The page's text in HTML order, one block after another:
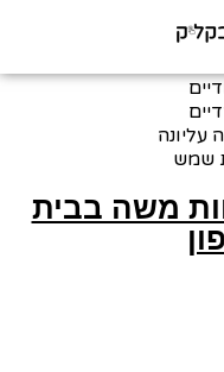
שמש
משה בבית